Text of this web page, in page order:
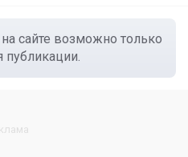
сайте возможно только
публикации.